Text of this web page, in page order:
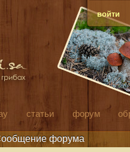
войти
статьи форум
форума